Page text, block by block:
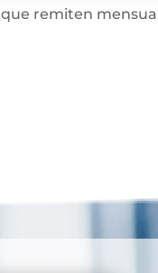
remiten